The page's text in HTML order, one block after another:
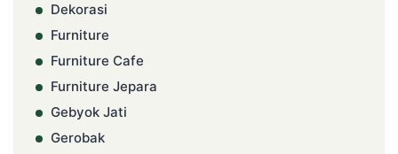
Dekorasi
Furniture
Furniture Cafe
Furniture Jepara
Gebyok Jati
Gerobak